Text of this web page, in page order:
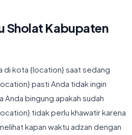
Sholat Kabupaten
di kota {location} saat sedang
pasti Anda tidak ingin
Anda bingung apakah sudah
tidak perlu khawatir karena
kapan waktu adzan dengan